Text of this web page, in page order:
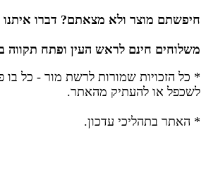
חיפשתם מוצר ולא מצאתם? דברו איתנו
משלוחים חינם לראש העין ופתח תקווה
* כל הזכויות שמורות לרשת מור - כל בו
לשכפל או להעתיק מהאתר.
* האתר בתהליכי עדכון.